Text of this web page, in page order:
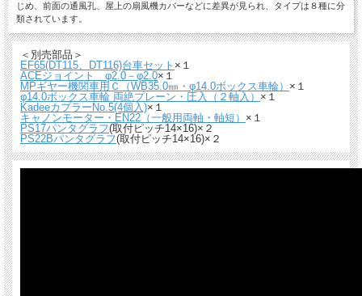
じめ、前面の通風孔、屋上の扇風機カバーなどに差異が見られ、タイプは８種に分
類されています。
＜別売部品＞
EF65(DT115、DT116)台車セット ×１
ACEジョイント φ2.0－φ2.0×１
MPギヤー機関車用Ｃ（WB35.0㎜・φ14.0ボックス車輪） ×１
φ14.0ボックス車輪 両絶プレーン・圧入（２軸入） ×１
KadeeカプラーNo.5(4個入)×１
キャノンモーター・EN22（一般用両軸・軸短） ×１
PS17パンタグラフ(取付ピッチ14×16)×２
PS22Bパンタグラフ(取付ピッチ14×16)×２